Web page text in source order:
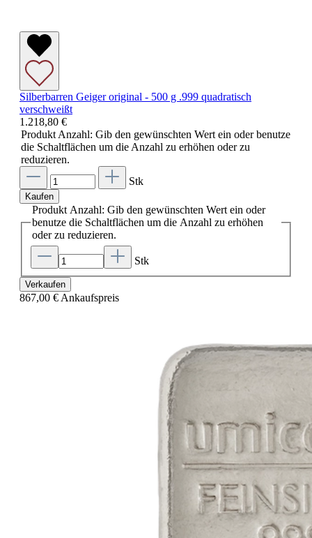
Silberbarren Geiger original - 500 g .999 quadratisch
verschweißt
1.218,80 €
Produkt Anzahl: Gib den gewünschten Wert ein oder benutze
die Schaltflächen um die Anzahl zu erhöhen oder zu
reduzieren.
Stk
Kaufen
Produkt Anzahl: Gib den gewünschten Wert ein oder
benutze die Schaltflächen um die Anzahl zu erhöhen
oder zu reduzieren.
Stk
Verkaufen
867,00 € Ankaufspreis